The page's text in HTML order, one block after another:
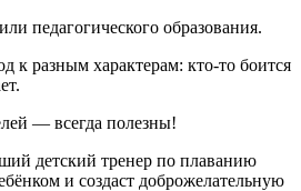
педагогического образования.
к разным характерам: кто-то боится
— всегда полезны!
детский тренер по плаванию
и создаст доброжелательную